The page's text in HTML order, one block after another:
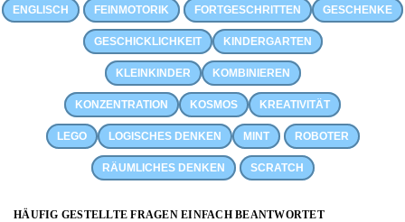
ENGLISCH FEINMOTORIK FORTGESCHRITTEN GESCHENKE
GESCHICKLICHKEIT KINDERGARTEN
KLEINKINDER KOMBINIEREN
KONZENTRATION KOSMOS KREATIVITÄT
LEGO LOGISCHES DENKEN MINT ROBOTER
RÄUMLICHES DENKEN SCRATCH
HÄUFIG GESTELLTE FRAGEN EINFACH BEANTWORTET